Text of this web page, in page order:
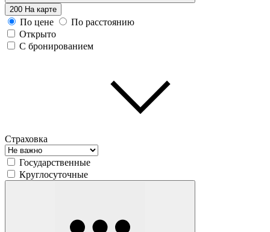
200 На карте
По цене
По расстоянию
Открыто
С бронированием
Страховка
Государственные
Круглосуточные